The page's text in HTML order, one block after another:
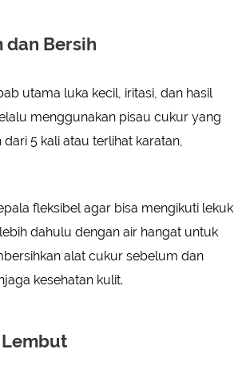
dan Bersih
utama luka kecil, iritasi, dan hasil
menggunakan pisau cukur yang
5 kali atau terlihat karatan,
fleksibel agar bisa mengikuti lekuk
dahulu dengan air hangat untuk
alat cukur sebelum dan
kesehatan kulit.